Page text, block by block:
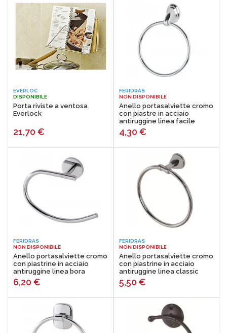
EVERLOC
DISPONIBILE
Porta riviste a ventosa
Everlock
21,70 €
FERIDRAS
NON DISPONIBILE
Anello portasalviette cromo
con piastre in acciaio
antiruggine linea facile
091006-b
4,30 €
FERIDRAS
NON DISPONIBILE
Anello portasalviette cromo
con piastrine in acciaio
antiruggine linea bora
Feridras 607015
6,20 €
FERIDRAS
NON DISPONIBILE
Anello portasalviette cromo
con piastrine in acciaio
antiruggine linea classic
Feridras 285016-b
5,50 €